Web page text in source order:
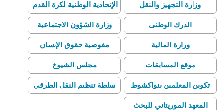
وزارة التجهيز والنقل الإتحادية الوطنية لكرة القدم
الدرك الوطنى وزارة الشؤون الاجتماعية
وزارة المالية مفوضية حقوق الإنسان
موقع المسابقات مجلس الشيوخ
تكوين المعلمين بنواكشوط سلطة تنظيم النقل الطرقي
المعهد الموريتاني للبحث